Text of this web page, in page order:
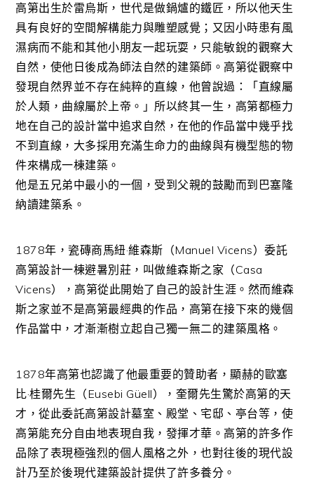
高第出生於雷烏斯，世代是做鍋爐的鐵匠，所以他天生
具有良好的空間解構能力與雕塑感覺；又因小時患有風
濕病而不能和其他小朋友一起玩耍，只能敏銳的觀察大
自然，使他日後成為師法自然的建築師。高第從觀察中
發現自然界並不存在純粹的直線，他曾說過：「直線屬
於人類，曲線屬於上帝。」所以終其一生，高第都極力
地在自己的設計當中追求自然，在他的作品當中幾乎找
不到直線，大多採用充滿生命力的曲線與有機型態的物
件來構成一棟建築。
他是五兄弟中最小的一個，受到父親的鼓勵而到巴塞隆
納讀建築系。
1878年，瓷磚商馬紐·維森斯（Manuel Vicens）委託
高第設計一棟避暑別莊，叫做維森斯之家（Casa
Vicens），高第從此開始了自己的設計生涯。然而維森
斯之家並不是高第最經典的作品，高第在接下來的幾個
作品當中，才漸漸樹立起自己獨一無二的建築風格。
1878年高第也認識了他最重要的贊助者，顯赫的歐塞
比·桂爾先生（Eusebi Güell），奎爾先生驚於高第的天
才，從此委託高第設計墓室、殿堂、宅邸、亭台等，使
高第能充分自由地表現自我，發揮才華。高第的許多作
品除了表現極強烈的個人風格之外，也對往後的現代設
計乃至於後現代建築設計提供了許多養分。